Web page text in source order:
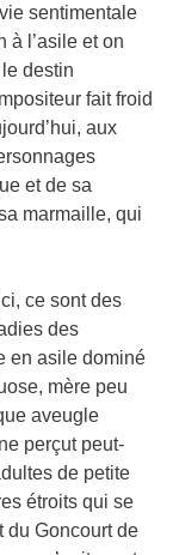
sentimentale
à l’asile et on
destin
fait froid
aux
et de sa
marmaille, qui
ce sont des
des
en asile dominé
mère peu
aveugle
perçut peut-
de petite
étroits qui se
du Goncourt de